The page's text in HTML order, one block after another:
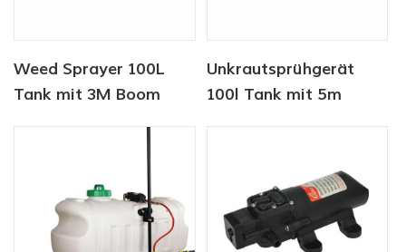
Weed Sprayer 100L
Tank mit 3M Boom
Unkrautsprühgerät
100l Tank mit 5m